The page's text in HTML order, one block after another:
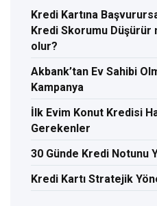
Kredi Kartına
Kredi Skorumu Düşürür
olur?
Akbank’tan Ev Sahibi
Kampanya
İlk Evim Konut Kredisi
Gerekenler
30 Günde Kredi Notunu
Kredi Kartı Stratejik